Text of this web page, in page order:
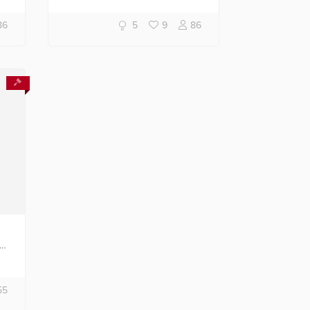
Marca na base. 5 9 86